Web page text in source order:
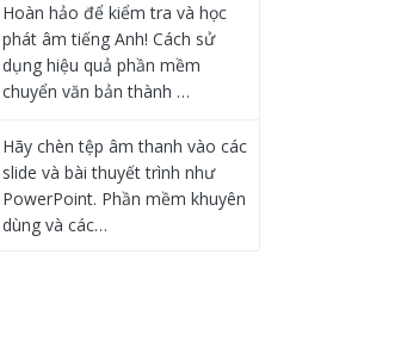
Hoàn hảo để kiểm tra và học
phát âm tiếng Anh! Cách sử
dụng hiệu quả phần mềm
chuyển văn bản thành …
Hãy chèn tệp âm thanh vào các
slide và bài thuyết trình như
PowerPoint. Phần mềm khuyên
dùng và các…